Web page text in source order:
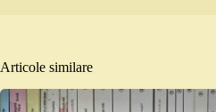
Articole similare